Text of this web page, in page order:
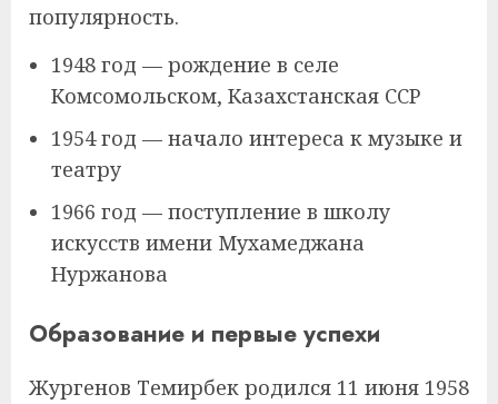
популярность.
1948 год — рождение в селе
Комсомольском, Казахстанская ССР
1954 год — начало интереса к музыке и
театру
1966 год — поступление в школу
искусств имени Мухамеджана
Нуржанова
Образование и первые успехи
Жургенов Темирбек родился 11 июня 1958